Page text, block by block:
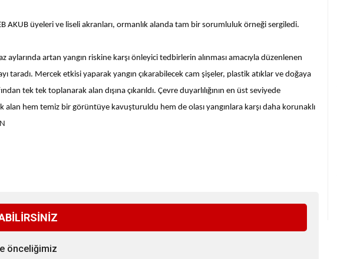
AKUB üyeleri ve liseli akranları, ormanlık alanda tam bir sorumluluk örneği sergiledi.
aylarında artan yangın riskine karşı önleyici tedbirlerin alınması amacıyla düzenlenen
taradı. Mercek etkisi yaparak yangın çıkarabilecek cam şişeler, plastik atıklar ve doğaya
tek tek toplanarak alan dışına çıkarıldı. Çevre duyarlılığının en üst seviyede
alan hem temiz bir görüntüye kavuşturuldu hem de olası yangınlara karşı daha korunaklı
önceliğimiz